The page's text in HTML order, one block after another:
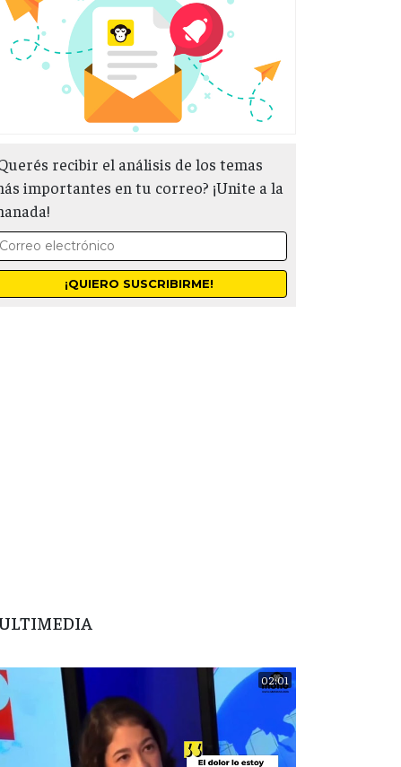
recibir el análisis de los temas
importantes en tu correo? ¡Unite a la
02:01